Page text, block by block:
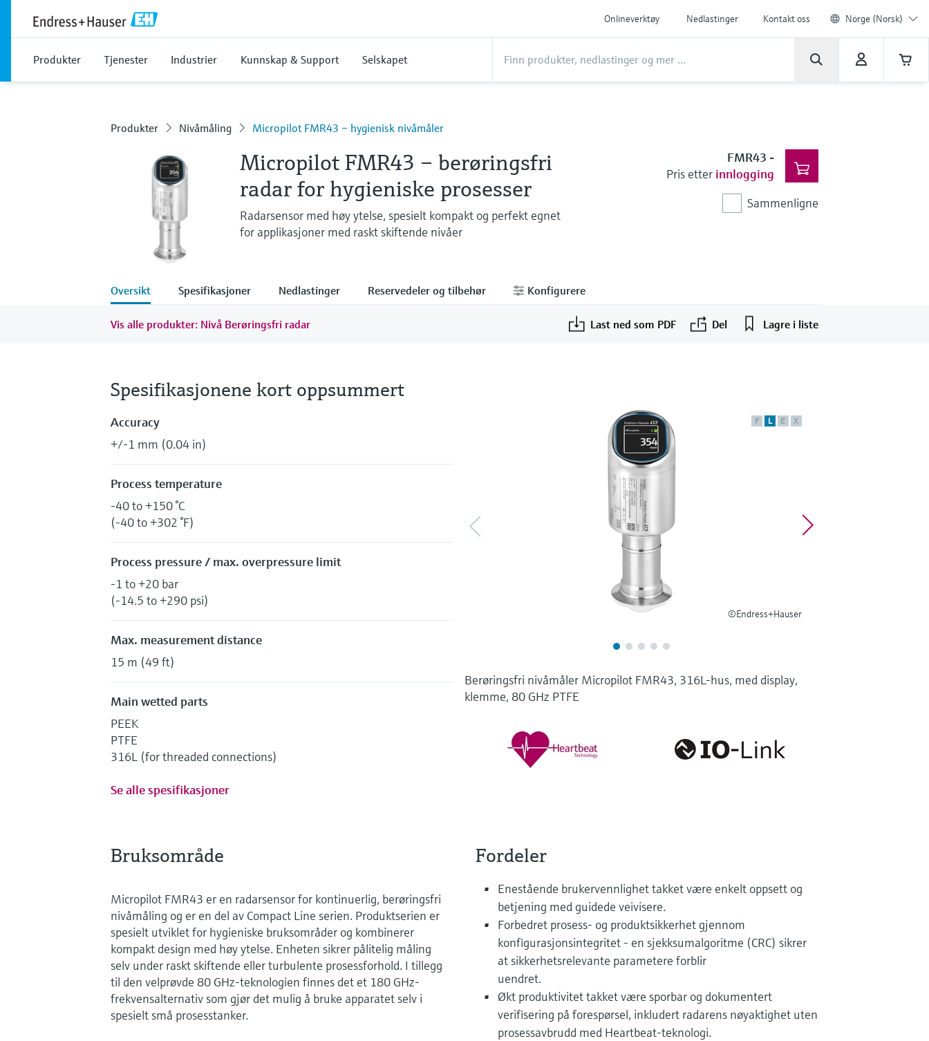
Onlineverktøy Nedlastinger Kontakt oss Norge (Norsk)
Produkter Tjenester Industrier Kunnskap & Support Selskapet
Produkter Nivåmåling Micropilot FMR43 – hygienisk nivåmåler
Micropilot FMR43 – berøringsfri
radar for hygieniske prosesser
Radarsensor med høy ytelse, spesielt kompakt og perfekt egnet
for applikasjoner med raskt skiftende nivåer
FMR43 -
Pris etter innlogging
Sammenligne
Oversikt Spesifikasjoner Nedlastinger Reservedeler og tilbehør Konfigurere
Vis alle produkter: Nivå Berøringsfri radar Last ned som PDF Del Lagre i liste
F L E X
©Endress+Hauser
Berøringsfri nivåmåler Micropilot FMR43, 316L-hus, med display,
klemme, 80 GHz PTFE
Spesifikasjonene kort oppsummert
Accuracy
+/-1 mm (0.04 in)
Process temperature
-40 to +150 °C
(-40 to +302 °F)
Process pressure / max. overpressure limit
-1 to +20 bar
(-14.5 to +290 psi)
Max. measurement distance
15 m (49 ft)
Main wetted parts
PEEK
PTFE
316L (for threaded connections)
Se alle spesifikasjoner
Bruksområde
Micropilot FMR43 er en radarsensor for kontinuerlig, berøringsfri
nivåmåling og er en del av Compact Line serien. Produktserien er
spesielt utviklet for hygieniske bruksområder og kombinerer
kompakt design med høy ytelse. Enheten sikrer pålitelig måling
selv under raskt skiftende eller turbulente prosessforhold. I tillegg
til den velprøvde 80 GHz-teknologien finnes det et 180 GHz-
frekvensalternativ som gjør det mulig å bruke apparatet selv i
spesielt små prosesstanker.
Fordeler
Enestående brukervennlighet takket være enkelt oppsett og
betjening med guidede veivisere.
Forbedret prosess- og produktsikkerhet gjennom
konfigurasjonsintegritet - en sjekksumalgoritme (CRC) sikrer
at sikkerhetsrelevante parametere forblir
uendret.
Økt produktivitet takket være sporbar og dokumentert
verifisering på forespørsel, inkludert radarens nøyaktighet uten
prosessavbrudd med Heartbeat-teknologi.